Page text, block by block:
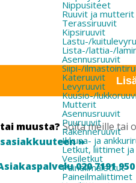
Nippusiteet
Ruuvit ja mutterit
Terassiruuvit
Kipsiruuvit
Lastu-/
Lista-/lattia-/
Asennusruuvit
Siipi-/
Kateruuvit
Levyruuvit
Kuusio-/
Mutterit
Asennusruuvit
Puuruuvit
Rakenneruuvit
Ikkuna- ja
Letkut, liittimet
Vesiletkut
Paineilmaletkut
Paineilmaliittimet
muusta? Soita meille tai
»
020 7191 950